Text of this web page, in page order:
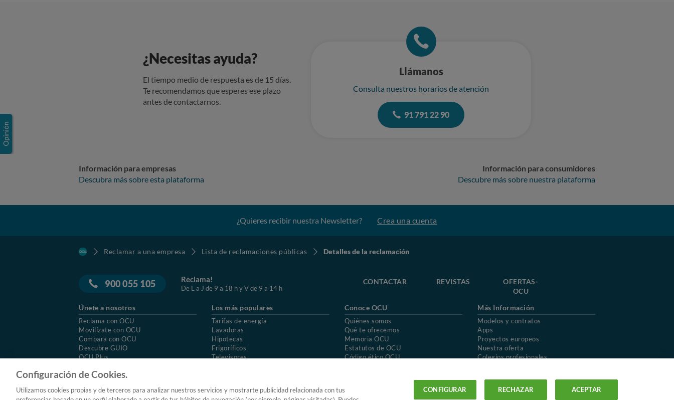
¿Necesitas ayuda?
El tiempo medio de respuesta es de 15 días.
Te recomendamos que esperes ese plazo
antes de contactarnos.
Llámanos
Consulta nuestros horarios de atención
91 791 22 90
Información para empresas
Descubra más sobre esta plataforma
Información para consumidores
Descubre más sobre nuestra plataforma
¿Quieres recibir nuestra Newsletter? Crea una cuenta
Reclamar a una empresa Lista de reclamaciones públicas Detalles de la reclamación
900 055 105 Reclama!
De L a J de 9 a 18 h y V de 9 a 14 h
CONTACTAR REVISTAS
OFERTAS-
OCU
Únete a nosotros
Reclama con OCU
Movilízate con OCU
Compara con OCU
Descubre GUIO
OCU Plus
Los más populares
Tarifas de energía
Lavadoras
Hipotecas
Frigoríficos
Televisores
Conoce OCU
Quiénes somos
Qué te ofrecemos
Memoria OCU
Estatutos de OCU
Código ético OCU
Más Información
Modelos y contratos
Apps
Proyectos europeos
Nuestra oferta
Colegios profesionales
Uso del nombre y de los signos de OCU
Aviso Legal
Política de cookies
Configuración de Cookies.
Utilizamos cookies propias y de terceros para analizar nuestros servicios y mostrarte publicidad relacionada con tus
CONFIGURAR RECHAZAR ACEPTAR